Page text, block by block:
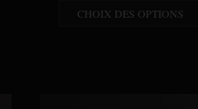
CHOIX DES OPTIONS